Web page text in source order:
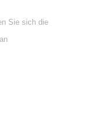
Sie sich die